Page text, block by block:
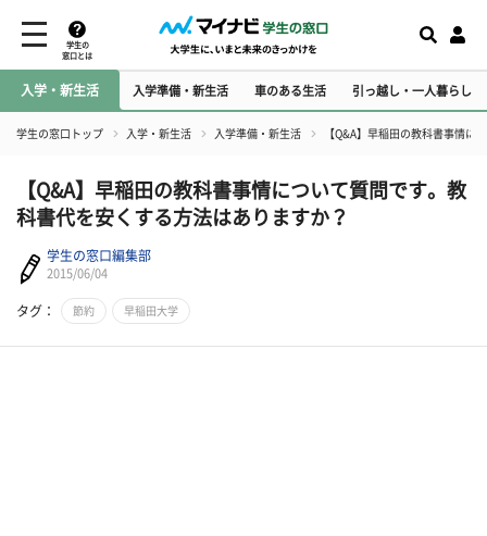
学生の
窓口とは
入学・新生活 入学準備・新生活 車のある生活 引っ越し・一人暮らし
学生の窓口トップ 入学・新生活 入学準備・新生活 【Q&A】早稲田の教科書事情に
【Q&A】早稲田の教科書事情について質問です。教
科書代を安くする方法はありますか？
学生の窓口編集部
2015/06/04
タグ： 節約 早稲田大学